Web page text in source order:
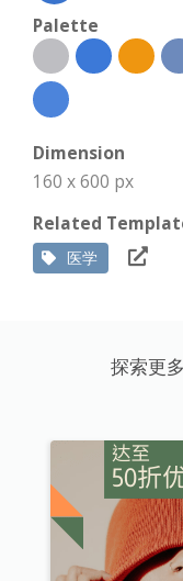
Palette
Dimension
160 x 600 px
Related
医学
探索更